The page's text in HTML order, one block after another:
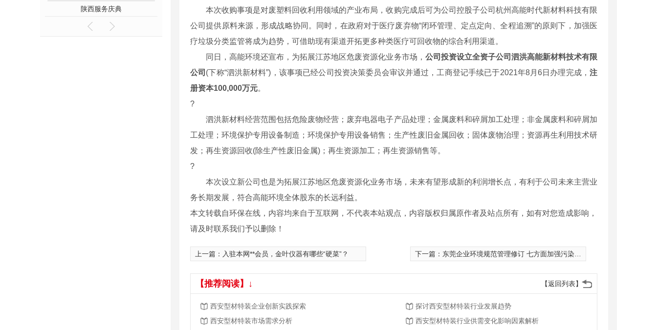
陕西服务庆典 陕西服务庆典公司
本次收购事项是对废塑料回收利用领域的产业布局，收购完成后可为公司控股子公司杭州高能时代新材料科技有限
公司提供原料来源，形成战略协同。同时，在政府对于医疗废弃物“闭环管理、定点定向、全程追溯”的原则下，加强医
疗垃圾分类监管将成为趋势，可借助现有渠道开拓更多种类医疗可回收物的综合利用渠道。
同日，高能环境还宣布，为拓展江苏地区危废资源化业务市场， 公司投资设立全资子公司泗洪高能新材料技术有限
公司 (下称“泗洪新材料”)，该事项已经公司投资决策委员会审议并通过，工商登记手续已于2021年8月6日办理完成，注
册资本100,000万元。
?
泗洪新材料经营范围包括危险废物经营；废弃电器电子产品处理；金属废料和碎屑加工处理；非金属废料和碎屑加
工处理；环境保护专用设备制造；环境保护专用设备销售；生产性废旧金属回收；固体废物治理；资源再生利用技术研
发；再生资源回收(除生产性废旧金属)；再生资源加工；再生资源销售等。
?
本次设立新公司也是为拓展江苏地区危废资源化业务市场，未来有望形成新的利润增长点，有利于公司未来主营业
务长期发展，符合高能环境全体股东的长远利益。
本文转载自环保在线，内容均来自于互联网，不代表本站观点，内容版权归属原作者及站点所有，如有对您造成影响，
请及时联系我们予以删除！
上一篇： 入驻本网**会员，金叶仪器有哪些“硬菜”？ 下一篇： 东莞企业环境规范管理修订 七方面加强污染防治
【返回列表】
【推荐阅读】↓
西安型材特装企业创新实践探索
探讨西安型材特装行业发展趋势
西安型材特装市场需求分析
西安型材特装行业供需变化影响因素解析